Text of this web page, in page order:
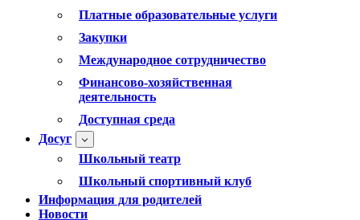
Платные образовательные услуги
Закупки
Международное сотрудничество
Финансово-хозяйственная
деятельность
Доступная среда
Досуг
Школьный театр
Школьный спортивный клуб
Информация для родителей
Новости